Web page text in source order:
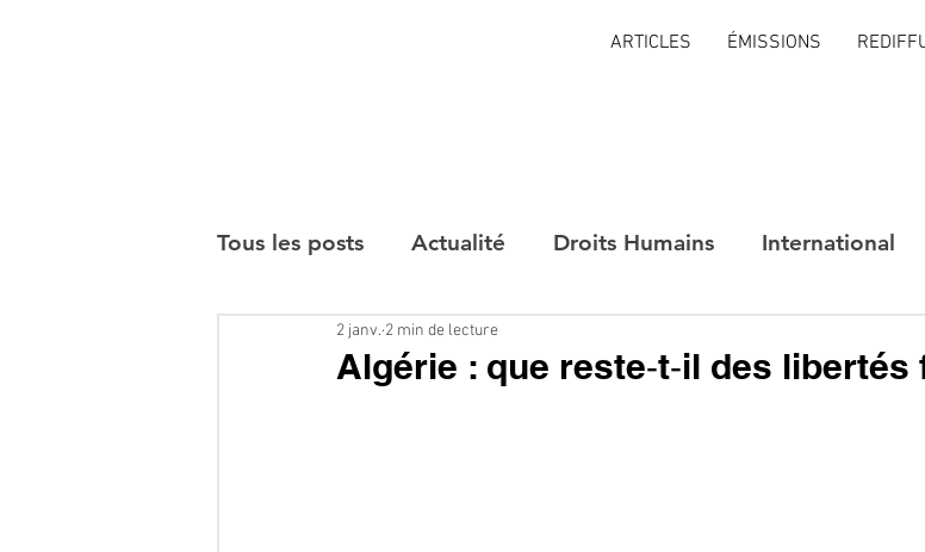
ARTICLES ÉMISSIONS
Tous les posts Actualité Droits Humains International
Interviews
Algérie : que reste‑t‑il des
2 janv. 2 min de lecture